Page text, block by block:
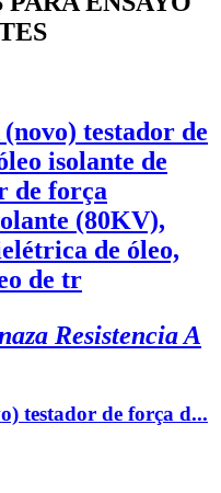
testador de
isolante de
de força
(80KV),
de óleo,
de tr
Resistencia A
testador de força d...